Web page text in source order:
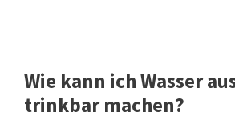
Wie kann ich Wasser
trinkbar machen?